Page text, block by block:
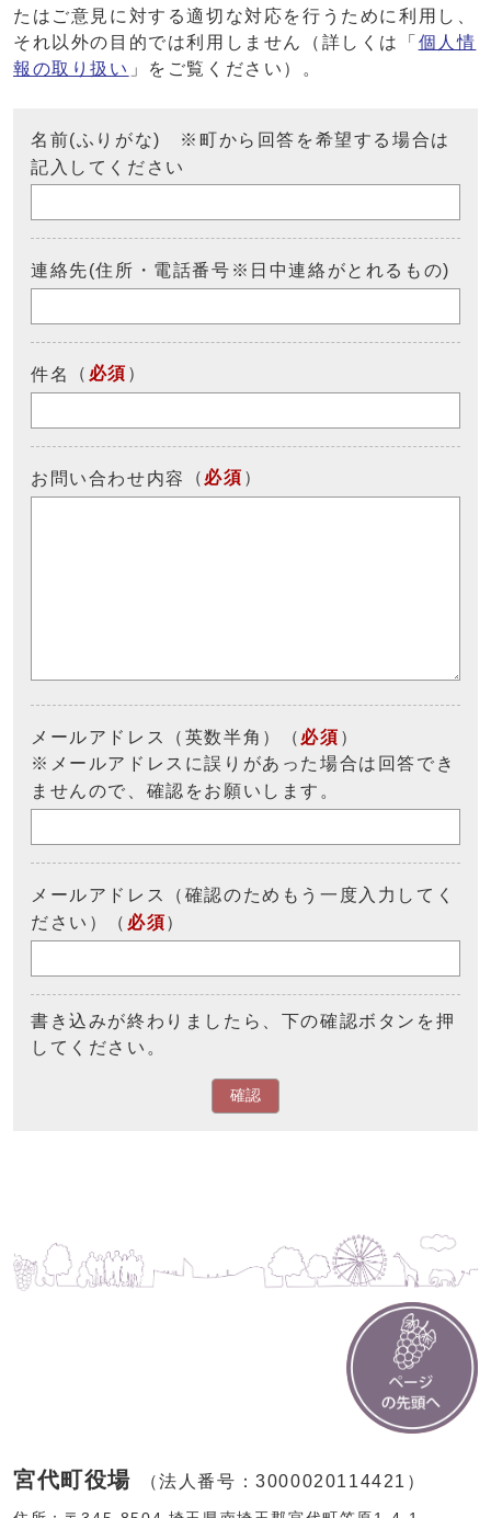
たはご意見に対する適切な対応を行うために利用し、
それ以外の目的では利用しません（詳しくは「 個人情
報の取り扱い 」をご覧ください）。
名前(ふりがな) ※町から回答を希望する場合は
記入してください
連絡先(住所・電話番号※日中連絡がとれるもの)
件名 （ 必須 ）
お問い合わせ内容 （ 必須 ）
メールアドレス（英数半角）（ 必須 ）
※メールアドレスに誤りがあった場合は回答でき
ませんので、確認をお願いします。
メールアドレス（確認のためもう一度入力してく
ださい）（ 必須）
書き込みが終わりましたら、下の確認ボタンを押
してください。
確認
宮代町役場 （法人番号：3000020114421）